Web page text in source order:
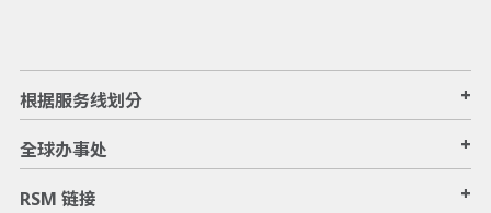
根据服务线划分 +
全球办事处 +
RSM 链接 +